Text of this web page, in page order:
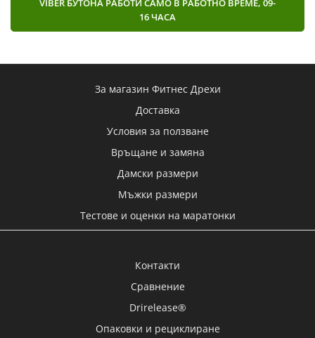
VIBER БУТОНА РАБОТИ САМО В РАБОТНО ВРЕМЕ, 09-
16 ЧАСА
За магазин Фитнес Дрехи
Доставка
Условия за ползване
Връщане и замяна
Дамски размери
Мъжки размери
Тестове и оценки на маратонки
Контакти
Сравнение
Drirelease®
Опаковки и рециклиране